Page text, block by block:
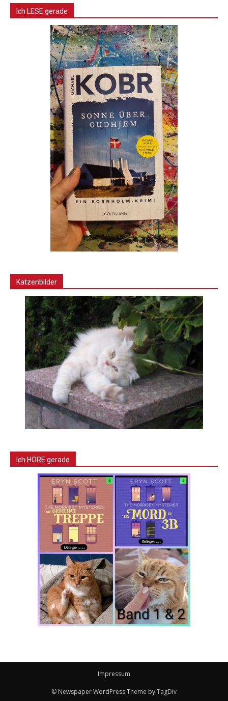
Ich LESE gerade
Katzenbilder
Ich HÖRE gerade
Impressum
© Newspaper WordPress Theme by TagDiv